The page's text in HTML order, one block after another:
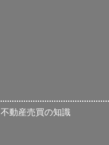
不動産売買の知識